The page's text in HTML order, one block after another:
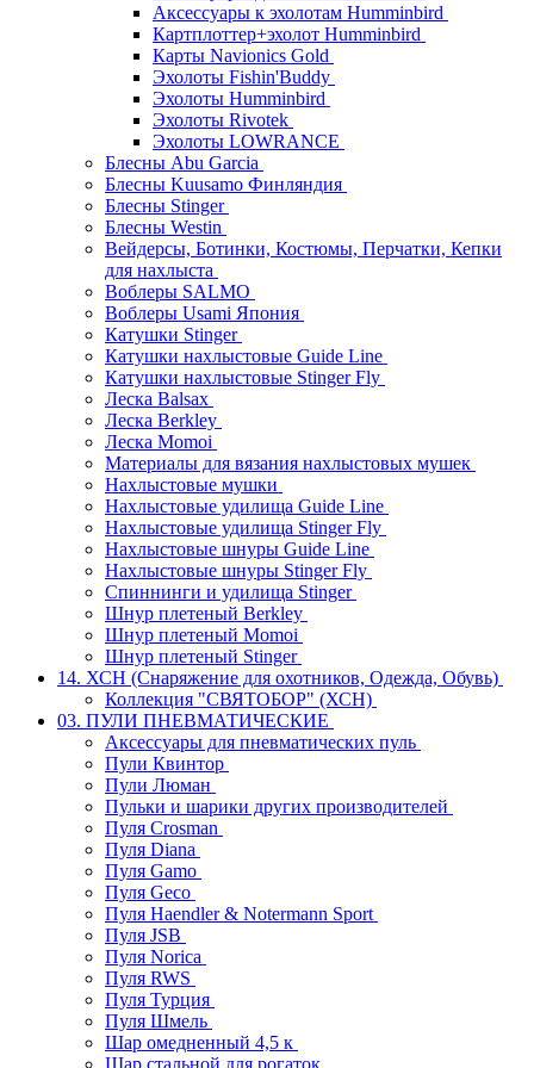
Аксессуары к эхолотам Humminbird
Картплоттер+эхолот Humminbird
Карты Navionics Gold
Эхолоты Fishin'Buddy
Эхолоты Humminbird
Эхолоты Rivotek
Эхолоты LOWRANCE
Блесны Abu Garcia
Блесны Kuusamo Финляндия
Блесны Stinger
Блесны Westin
Вейдерсы, Ботинки, Костюмы, Перчатки, Кепки
для нахлыста
Воблеры SALMO
Воблеры Usami Япония
Катушки Stinger
Катушки нахлыстовые Guide Line
Катушки нахлыстовые Stinger Fly
Леска Balsax
Леска Berkley
Леска Momoi
Материалы для вязания нахлыстовых мушек
Нахлыстовые мушки
Нахлыстовые удилища Guide Line
Нахлыстовые удилища Stinger Fly
Нахлыстовые шнуры Guide Line
Нахлыстовые шнуры Stinger Fly
Спиннинги и удилища Stinger
Шнур плетеный Berkley
Шнур плетеный Momoi
Шнур плетеный Stinger
14. ХСН (Снаряжение для охотников, Одежда, Обувь)
Коллекция "СВЯТОБОР" (ХСН)
03. ПУЛИ ПНЕВМАТИЧЕСКИЕ
Аксессуары для пневматических пуль
Пули Квинтор
Пули Люман
Пульки и шарики других производителей
Пуля Crosman
Пуля Diana
Пуля Gamo
Пуля Geco
Пуля Haendler & Notermann Sport
Пуля JSB
Пуля Norica
Пуля RWS
Пуля Турция
Пуля Шмель
Шар омедненный 4,5 к
Шар стальной для рогаток.